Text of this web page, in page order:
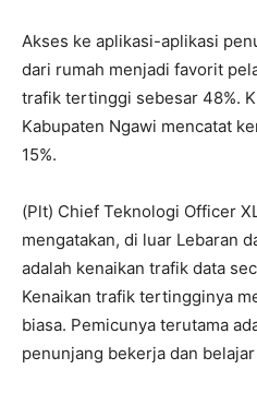
Akses ke aplikasi-aplikasi
dari rumah menjadi favorit
trafik tertinggi sebesar 48%.
Kabupaten Ngawi mencatat
15%.
(Plt) Chief Teknologi Officer
mengatakan, di luar Lebaran
adalah kenaikan trafik data
Kenaikan trafik tertingginya
biasa. Pemicunya terutama
penunjang bekerja dan